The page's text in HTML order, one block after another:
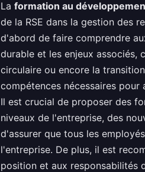
La formation au
de la RSE dans la gestion des
d'abord de faire comprendre
durable et les enjeux associés,
circulaire ou encore la
compétences nécessaires pour
Il est crucial de proposer des
niveaux de l'entreprise, des
d'assurer que tous les
l'entreprise. De plus, il est
position et aux responsabilités